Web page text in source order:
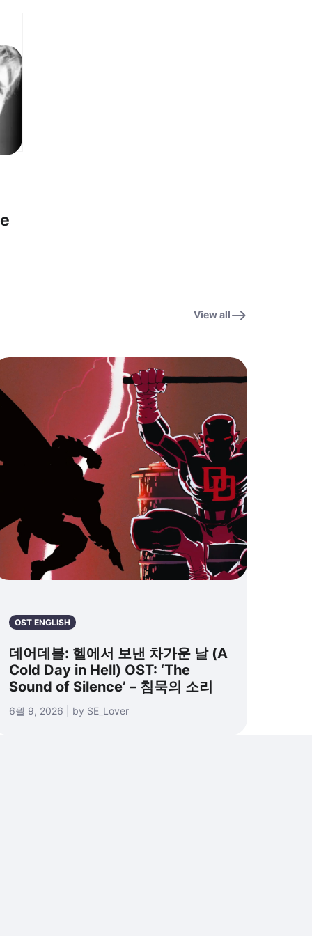
View all
OST ENGLISH
데어데블: 헬에서 보낸 차가운 날 (A
Cold Day in Hell) OST: ‘The
Sound of Silence’ – 침묵의 소리
6월 9, 2026 | by SE_Lover